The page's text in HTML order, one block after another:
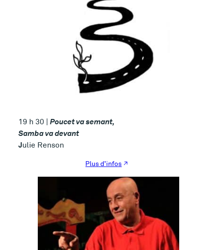
19 h 30 | Poucet va semant,
Samba va devant
Julie Renson
Plus d’infos